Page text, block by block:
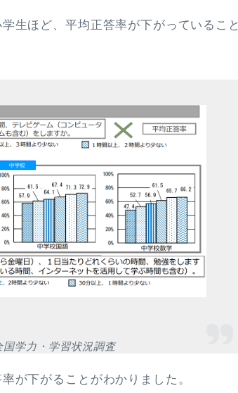
生ほど、平均正答率が下がっていること
学力・学習状況調査
が下がることがわかりました。